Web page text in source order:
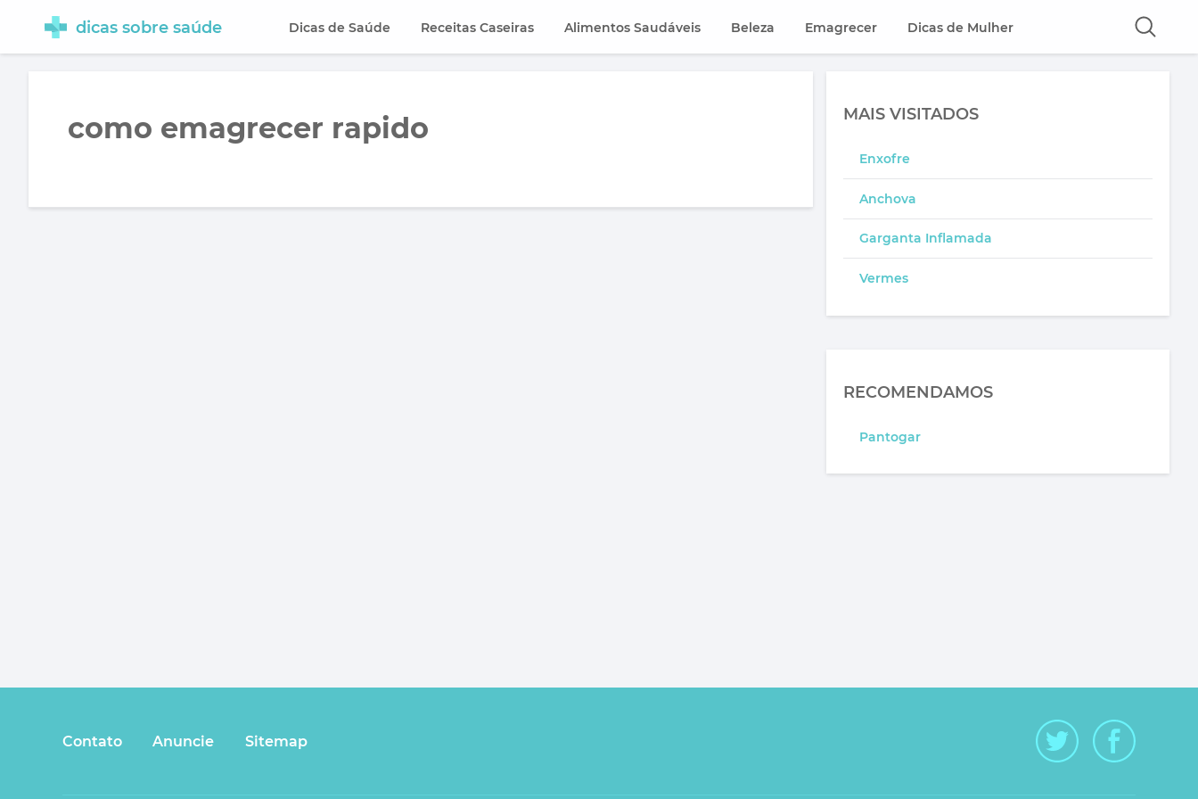
dicas sobre saúde Dicas de Saúde Receitas Caseiras Alimentos Saudáveis Beleza Emagrecer Dicas de Mulher
como emagrecer rapido MAIS VISITADOS
Enxofre
Anchova
Garganta Inflamada
Vermes
RECOMENDAMOS
Pantogar
Contato Anuncie Sitemap